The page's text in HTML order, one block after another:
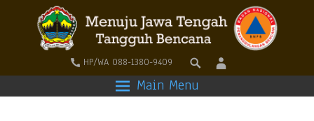
HP/WA 088-1380-9409
Main Menu